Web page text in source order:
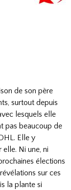
de son père
surtout depuis
lesquels elle
pas beaucoup de
Elle y
elle. Ni une, ni
élections
sur ces
la plante si